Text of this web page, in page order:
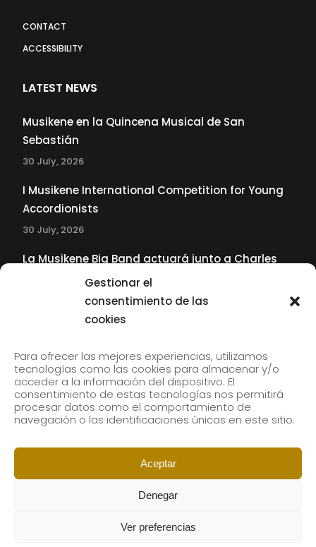
Gestionar el
consentimiento de las
cookies
Para ofrecer las mejores experiencias, utilizamos
tecnologías como las cookies para almacenar y/o
acceder a la información del dispositivo. El
consentimiento de estas tecnologías nos permitirá
procesar datos como el comportamiento de
navegación o las identificaciones únicas en este sitio.
Aceptar
Denegar
Ver preferencias
CONTACT
ACCESSIBILITY
LATEST NEWS
Musikene en la Quincena Musical de San
Sebastián
30 July, 2026
I Musikene International Competition for Young
Accordionists
30 July, 2026
La Musikene Big Band actuará junto a Charles
Tolliver en el 61 Jazzaldia
Subscribe to our newsletter to receive our news by
email.